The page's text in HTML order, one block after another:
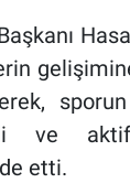
ve
etti.